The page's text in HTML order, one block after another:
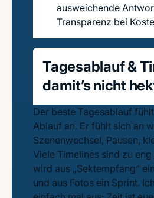
ausweichende
Transparenz bei
Tagesablauf &
damit’s nicht
Der beste Tagesablauf
Ablauf an. Er fühlt sich an
Szenenwechsel, Pausen,
Viele Timelines sind zu
wird aus „Sektempfang“
und aus Fotos ein Sprint.